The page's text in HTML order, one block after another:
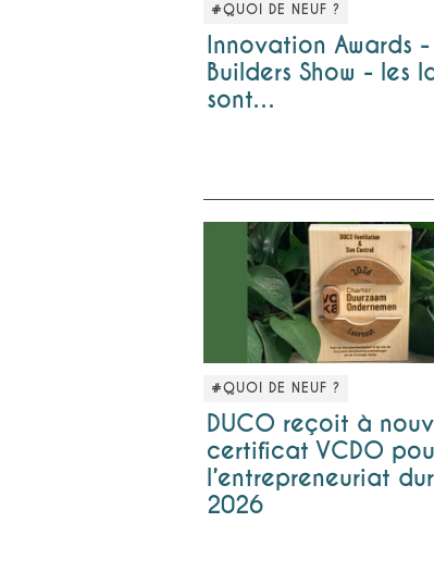
#QUOI DE NEUF ?
Innovation Awards -
Builders Show - les
sont…
#QUOI DE NEUF ?
DUCO reçoit à
certificat VCDO
l’entrepreneuriat
2026